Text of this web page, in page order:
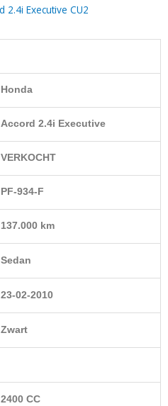
Honda
Accord 2.4i Executive
VERKOCHT
PF-934-F
137.000 km
Sedan
23-02-2010
Zwart
2400 CC